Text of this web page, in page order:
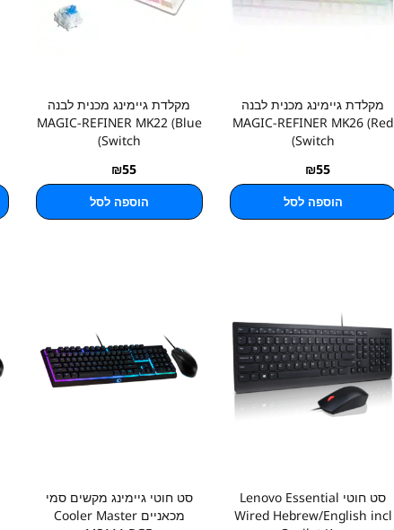
מקלדת גיימינג מכנית לבנה
MAGIC-REFINER MK26 (Red
Switch)
₪55
הוספה לסל
מקלדת גיימינג מכנית לבנה
MAGIC-REFINER MK22 (Blue
Switch)
₪55
הוספה לסל
סט חוטי Lenovo Essential
Wired Hebrew/English incl
סט חוטי גיימינג מקשים סמי
מכאניים Cooler Master